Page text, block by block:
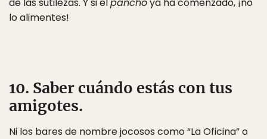
lo alimentes!
10. Saber cuándo estás con tus
amigotes.
Ni los bares de nombre jocosos como “La Oficina” o